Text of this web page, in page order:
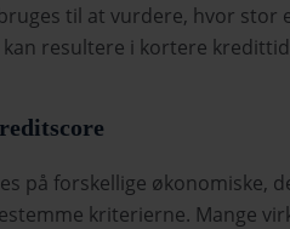
til at vurdere, hvor stor
kan resultere i kortere
på forskellige økonomiske,
kriterierne. Mange